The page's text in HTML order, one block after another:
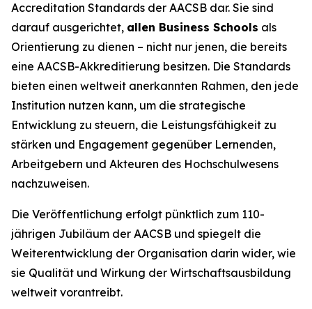
Accreditation Standards der AACSB dar. Sie sind
darauf ausgerichtet, allen Business Schools als
Orientierung zu dienen – nicht nur jenen, die bereits
eine AACSB-Akkreditierung besitzen. Die Standards
bieten einen weltweit anerkannten Rahmen, den jede
Institution nutzen kann, um die strategische
Entwicklung zu steuern, die Leistungsfähigkeit zu
stärken und Engagement gegenüber Lernenden,
Arbeitgebern und Akteuren des Hochschulwesens
nachzuweisen.
Die Veröffentlichung erfolgt pünktlich zum 110-
jährigen Jubiläum der AACSB und spiegelt die
Weiterentwicklung der Organisation darin wider, wie
sie Qualität und Wirkung der Wirtschaftsausbildung
weltweit vorantreibt.